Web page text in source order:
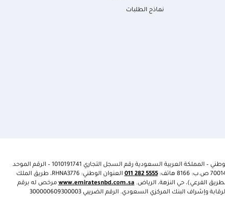
نماذج الطلبات
– المملكة العربية السعودية رقم السجل التجاري 1010191741 – الرقم الموحد
5555 282 011 العنوان الوطني: RHNA3776، طريق الملك
الفرعي)، حي النزهة، الرياض. www.emiratesnbd.com.sa مرخص له برقم
300000609300003